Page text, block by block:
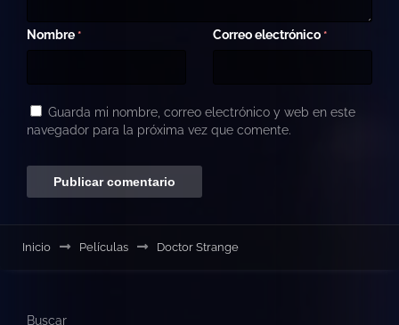
Nombre * Correo electrónico *
Guarda mi nombre, correo electrónico y web en este
navegador para la próxima vez que comente.
Inicio Películas Doctor Strange
Buscar